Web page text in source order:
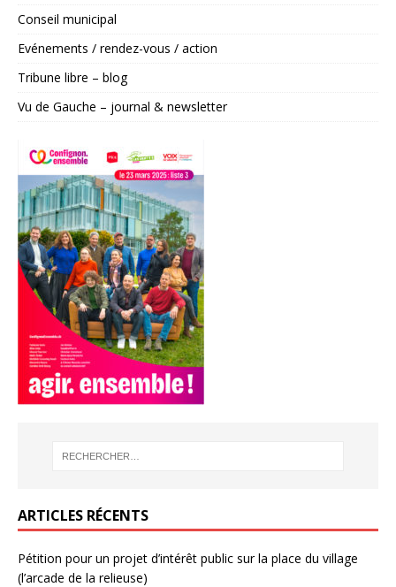
Conseil municipal
Evénements / rendez-vous / action
Tribune libre – blog
Vu de Gauche – journal & newsletter
ARTICLES RÉCENTS
Pétition pour un projet d’intérêt public sur la place du village
(l’arcade de la relieuse)